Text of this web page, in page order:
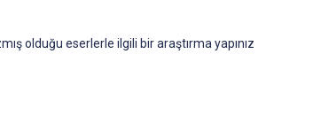
olduğu eserlerle ilgili bir araştırma yapınız